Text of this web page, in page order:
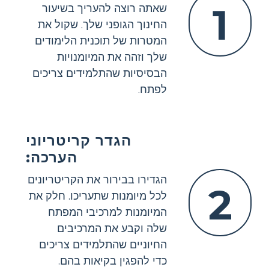
1
שאתה רוצה להעריך בשיעור
החינוך הגופני שלך. שקול את
המטרות של תוכנית הלימודים
שלך וזהה את המיומנויות
הבסיסיות שהתלמידים צריכים
לפתח.
2
הגדר קריטריוני
הערכה:
הגדירו בבירור את הקריטריונים
לכל מיומנות שתעריכו. חלק את
המיומנות למרכיבי המפתח
שלה וקבע את המרכיבים
החיוניים שהתלמידים צריכים
כדי להפגין בקיאות בהם.